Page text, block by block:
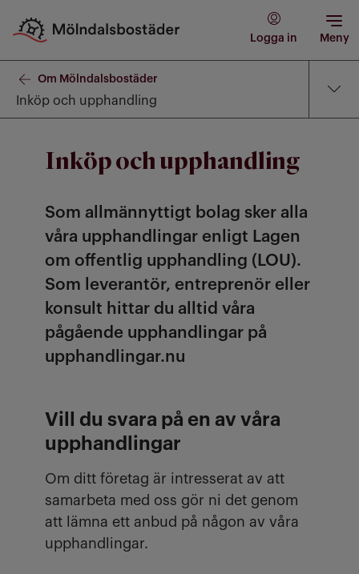
Logga in Meny
Om Mölndalsbostäder
Inköp och upphandling
Inköp och upphandling
Som allmännyttigt bolag sker alla
våra upphandlingar enligt Lagen
om offentlig upphandling (LOU).
Som leverantör, entreprenör eller
konsult hittar du alltid våra
pågående upphandlingar på
upphandlingar.nu
Vill du svara på en av våra
upphandlingar
Om ditt företag är intresserat av att
samarbeta med oss gör ni det genom
att lämna ett anbud på någon av våra
upphandlingar.